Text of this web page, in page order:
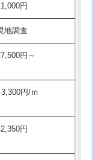
円
円
円
円
円
地調査
円～
円/ｍ
円